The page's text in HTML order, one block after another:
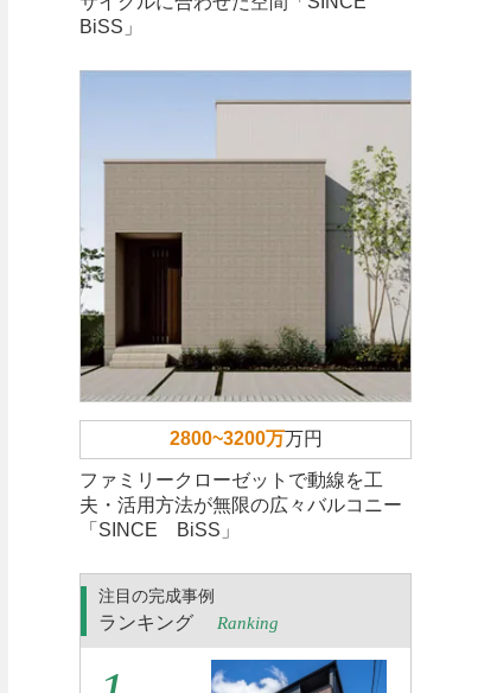
BiSS」
2800~3200万万円
ファミリークローゼットで動線を工
夫・活用方法が無限の広々バルコニー
「SINCE BiSS」
注目の完成事例
ランキング Ranking